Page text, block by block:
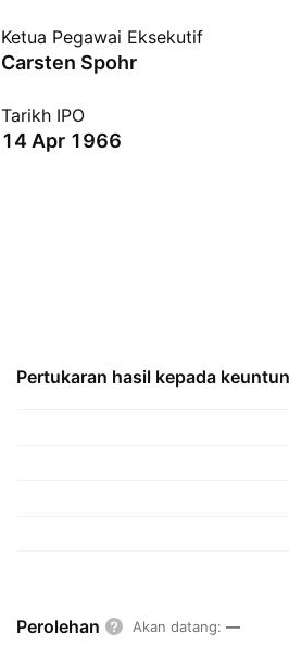
Ketua Pegawai Eksekutif
Carsten Spohr
Tarikh IPO
14 Apr 1966
Pertukaran hasil kepada
Perolehan Akan datang: —